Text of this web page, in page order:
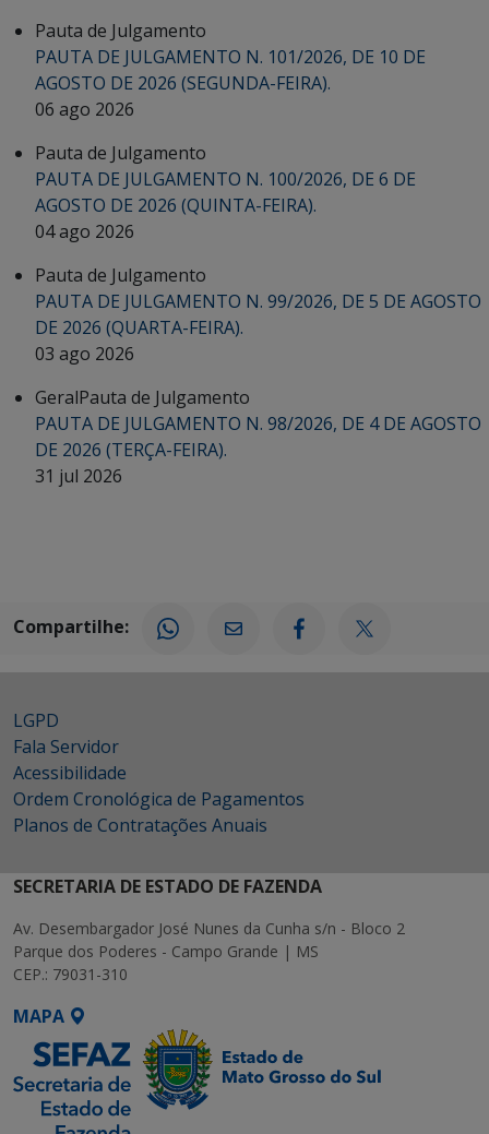
Pauta de Julgamento
PAUTA DE JULGAMENTO N. 101/2026, DE 10 DE
AGOSTO DE 2026 (SEGUNDA-FEIRA).
06 ago 2026
Pauta de Julgamento
PAUTA DE JULGAMENTO N. 100/2026, DE 6 DE
AGOSTO DE 2026 (QUINTA-FEIRA).
04 ago 2026
Pauta de Julgamento
PAUTA DE JULGAMENTO N. 99/2026, DE 5 DE AGOSTO
DE 2026 (QUARTA-FEIRA).
03 ago 2026
GeralPauta de Julgamento
PAUTA DE JULGAMENTO N. 98/2026, DE 4 DE AGOSTO
DE 2026 (TERÇA-FEIRA).
31 jul 2026
Compartilhe:
LGPD
Fala Servidor
Acessibilidade
Ordem Cronológica de Pagamentos
Planos de Contratações Anuais
SECRETARIA DE ESTADO DE FAZENDA
Av. Desembargador José Nunes da Cunha s/n - Bloco 2
Parque dos Poderes - Campo Grande | MS
CEP.: 79031-310
MAPA